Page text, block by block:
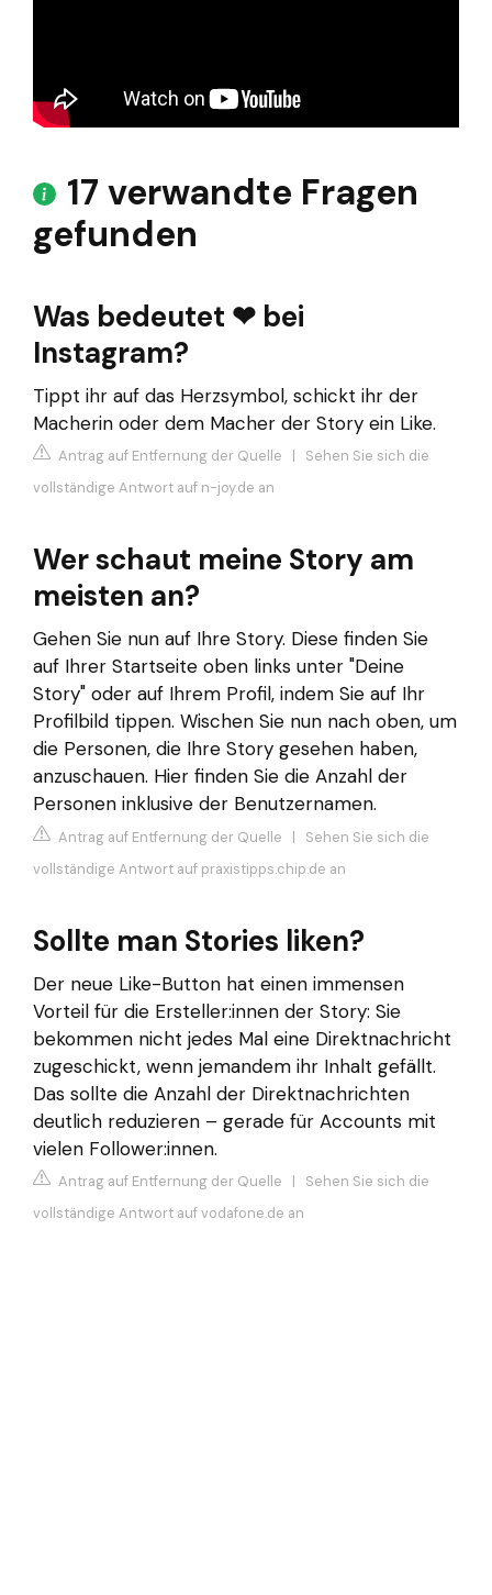
17 verwandte Fragen
gefunden
Was bedeutet ❤ bei
Instagram?
Tippt ihr auf das Herzsymbol, schickt ihr der
Macherin oder dem Macher der Story ein Like.
Antrag auf Entfernung der Quelle | Sehen Sie sich die
vollständige Antwort auf n-joy.de an
Wer schaut meine Story am
meisten an?
Gehen Sie nun auf Ihre Story. Diese finden Sie
auf Ihrer Startseite oben links unter "Deine
Story" oder auf Ihrem Profil, indem Sie auf Ihr
Profilbild tippen. Wischen Sie nun nach oben, um
die Personen, die Ihre Story gesehen haben,
anzuschauen. Hier finden Sie die Anzahl der
Personen inklusive der Benutzernamen.
Antrag auf Entfernung der Quelle | Sehen Sie sich die
vollständige Antwort auf praxistipps.chip.de an
Sollte man Stories liken?
Der neue Like-Button hat einen immensen
Vorteil für die Ersteller:innen der Story: Sie
bekommen nicht jedes Mal eine Direktnachricht
zugeschickt, wenn jemandem ihr Inhalt gefällt.
Das sollte die Anzahl der Direktnachrichten
deutlich reduzieren – gerade für Accounts mit
vielen Follower:innen.
Antrag auf Entfernung der Quelle | Sehen Sie sich die
vollständige Antwort auf vodafone.de an